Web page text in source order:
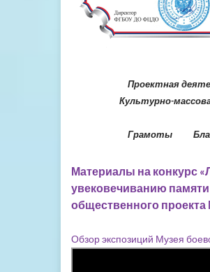
Проектная
Культурно-
Грамоты
Материалы на конкурс
увековечиванию
общественного
Обзор экспозиций Музея